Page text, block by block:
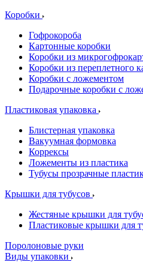
Коробки
Гофрокороба
Картонные коробки
Коробки из
Коробки из переплетного
Коробки с ложементом
Подарочные коробки с
Пластиковая упаковка
Блистерная упаковка
Вакуумная формовка
Коррексы
Ложементы из пластика
Тубусы прозрачные
Крышки для тубусов
Жестяные крышки для
Пластиковые крышки для
Поролоновые руки
Виды упаковки